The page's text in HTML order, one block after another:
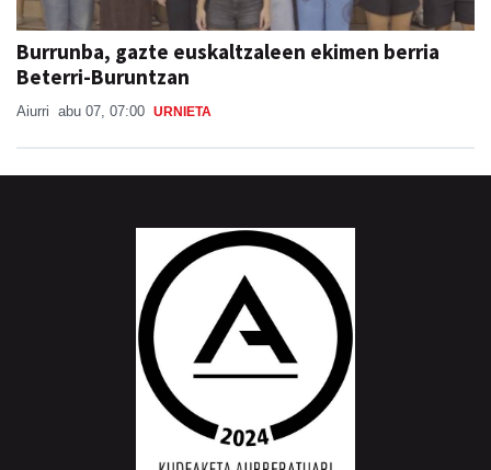
Burrunba, gazte euskaltzaleen ekimen berria
Beterri-Buruntzan
Aiurri abu 07, 07:00 URNIETA